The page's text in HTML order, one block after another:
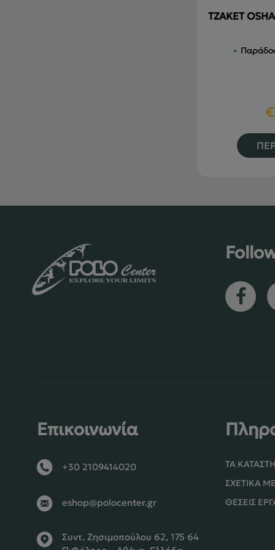
ΤΖΑΚΕΤ
€
Επικοινωνία
+30 2109414020
eshop@polocenter.gr
Συντ. Ζησιμοπούλου 62, 175 64
ΤΑ
ΣΧΕΤΙΚΆ
ΘΈΣΕΙΣ